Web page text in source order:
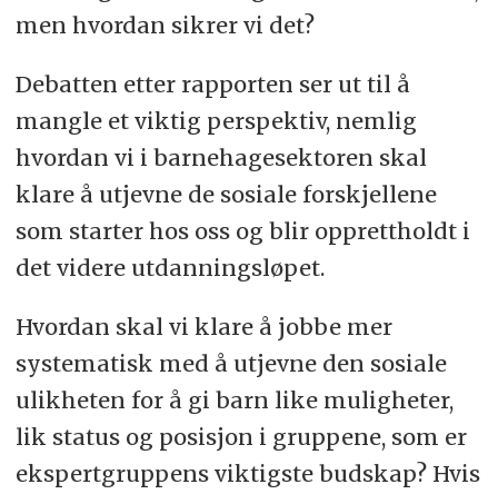
men hvordan sikrer vi det?
Debatten etter rapporten ser ut til å
mangle et viktig perspektiv, nemlig
hvordan vi i barnehagesektoren skal
klare å utjevne de sosiale forskjellene
som starter hos oss og blir opprettholdt i
det videre utdanningsløpet.
Hvordan skal vi klare å jobbe mer
systematisk med å utjevne den sosiale
ulikheten for å gi barn like muligheter,
lik status og posisjon i gruppene, som er
ekspertgruppens viktigste budskap? Hvis